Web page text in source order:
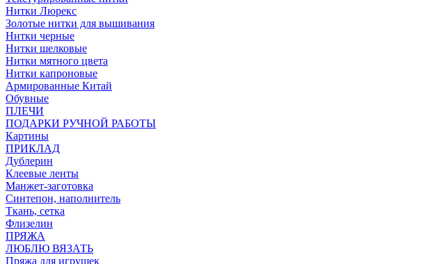
Нитки Люрекс
Золотые нитки для вышивания
Нитки черные
Нитки шелковые
Нитки мятного цвета
Нитки капроновые
Армированные Китай
Обувные
ПЛЕЧИ
ПОДАРКИ РУЧНОЙ РАБОТЫ
Картины
ПРИКЛАД
Дублерин
Клеевые ленты
Манжет-заготовка
Синтепон, наполнитель
Ткань, сетка
Флизелин
ПРЯЖА
ЛЮБЛЮ ВЯЗАТЬ
Пряжа для игрушек